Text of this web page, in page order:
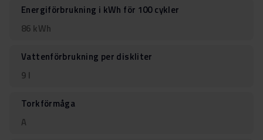
Energiförbrukning i kWh för 100 cykler
86 kWh
Vattenförbrukning per diskliter
9 l
Torkförmåga
A